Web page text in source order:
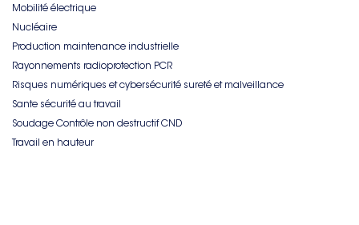
Mobilité électrique
Nucléaire
Production maintenance industrielle
Rayonnements radioprotection PCR
Risques numériques et cybersécurité sureté et malveillance
Sante sécurité au travail
Soudage Contrôle non destructif CND
Travail en hauteur